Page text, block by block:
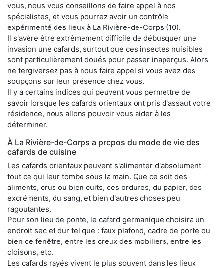
vous, nous vous conseillons de faire appel à nos
spécialistes, et vous pourrez avoir un contrôle
expérimenté des lieux à La Rivière-de-Corps (10).
Il s'avère être extrêmement difficile de débusquer une
invasion une cafards, surtout que ces insectes nuisibles
sont particulièrement doués pour passer inaperçus. Alors
ne tergiversez pas à nous faire appel si vous avez des
soupçons sur leur présence chez vous.
Il y a certains indices qui peuvent vous permettre de
savoir lorsque les cafards orientaux ont pris d'assaut votre
résidence, nous allons pouvoir vous aider à les
déterminer.
À La Rivière-de-Corps a propos du mode de vie des
cafards de cuisine
Les cafards orientaux peuvent s'alimenter d'absolument
tout ce qui leur tombe sous la main. Que ce soit des
aliments, crus ou bien cuits, des ordures, du papier, des
excréments, du sang, et bien d'autres choses peu
ragoutantes.
Pour son lieu de ponte, le cafard germanique choisira un
endroit sec et dur tel que : faux plafond, cadre de porte ou
bien de fenêtre, entre les creux des mobiliers, entre les
cloisons, etc.
Les cafards rayés vivent le plus souvent dans les lieux